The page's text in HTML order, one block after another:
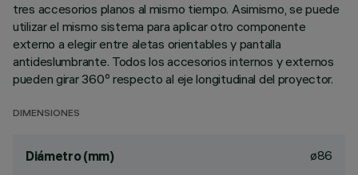
tres accesorios planos al mismo tiempo. Asimismo, se puede
utilizar el mismo sistema para aplicar otro componente
externo a elegir entre aletas orientables y pantalla
antideslumbrante. Todos los accesorios internos y externos
pueden girar 360º respecto al eje longitudinal del proyector.
DIMENSIONES
Diámetro (mm) ø86